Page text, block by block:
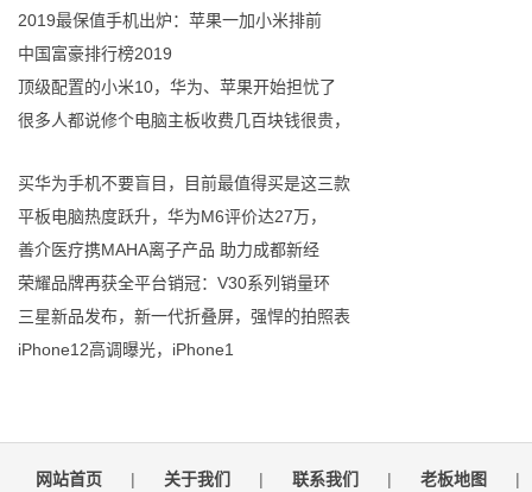
2019最保值手机出炉：苹果一加小米排前
中国富豪排行榜2019
顶级配置的小米10，华为、苹果开始担忧了
很多人都说修个电脑主板收费几百块钱很贵，
买华为手机不要盲目，目前最值得买是这三款
平板电脑热度跃升，华为M6评价达27万，
善介医疗携MAHA离子产品 助力成都新经
荣耀品牌再获全平台销冠：V30系列销量环
三星新品发布，新一代折叠屏，强悍的拍照表
iPhone12高调曝光，iPhone1
网站首页 | 关于我们 | 联系我们 | 老板地图 |